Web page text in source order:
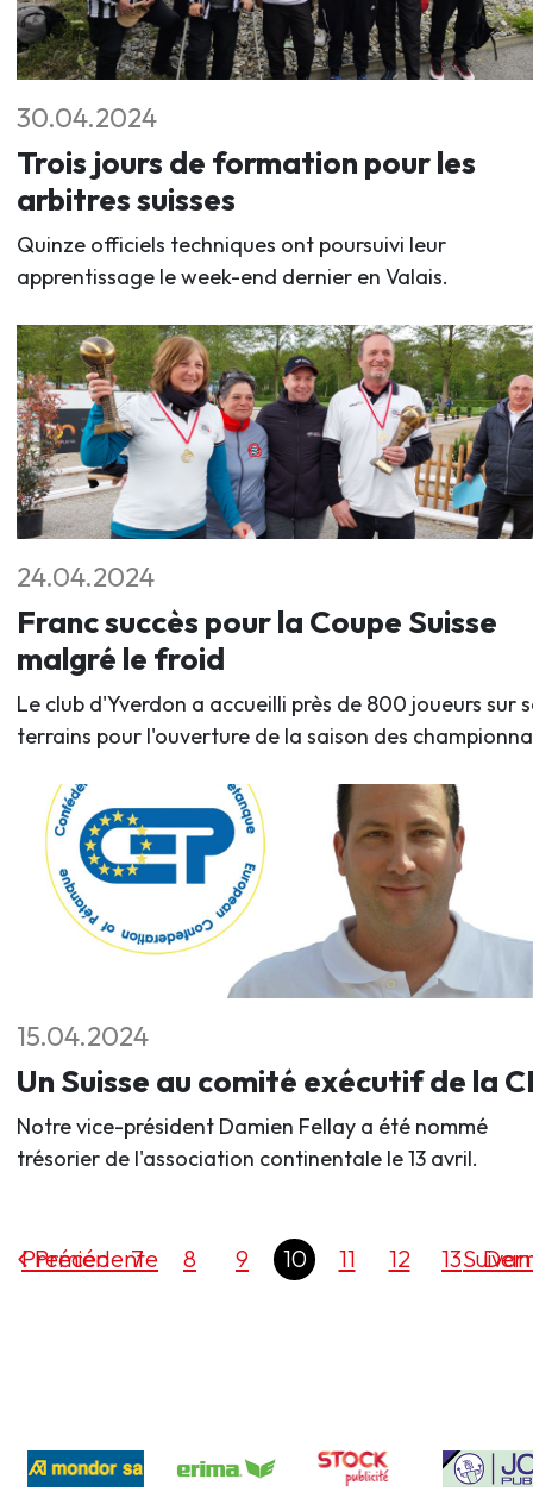
30.04.2024
Trois jours de formation pour les
arbitres suisses
Quinze officiels techniques ont poursuivi leur
apprentissage le week-end dernier en Valais.
24.04.2024
Franc succès pour la Coupe Suisse
malgré le froid
Le club d'Yverdon a accueilli près de 800 joueurs sur
terrains pour l'ouverture de la saison des
15.04.2024
Un Suisse au comité exécutif de la
Notre vice-président Damien Fellay a été nommé
trésorier de l'association continentale le 13 avril.
Précédente
Premier 7 8 9 10 11 12 13